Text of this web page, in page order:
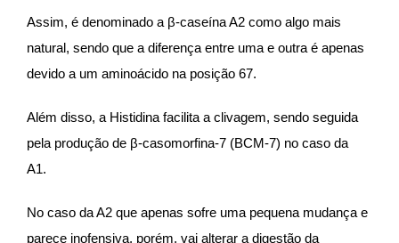
Assim, é denominado a β-caseína A2 como algo mais
natural, sendo que a diferença entre uma e outra é apenas
devido a um aminoácido na posição 67.
Além disso, a Histidina facilita a clivagem, sendo seguida
pela produção de β-casomorfina-7 (BCM-7) no caso da
A1.
No caso da A2 que apenas sofre uma pequena mudança e
parece inofensiva, porém, vai alterar a digestão da